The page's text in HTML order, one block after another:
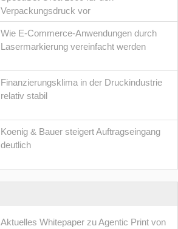
Verpackungsdruck vor
Wie E-Commerce-Anwendungen durch
Lasermarkierung vereinfacht werden
Finanzierungsklima in der Druckindustrie
relativ stabil
Koenig & Bauer steigert Auftragseingang
deutlich
Aktuelles Whitepaper zu Agentic Print von